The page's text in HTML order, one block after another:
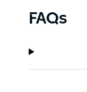
FAQs